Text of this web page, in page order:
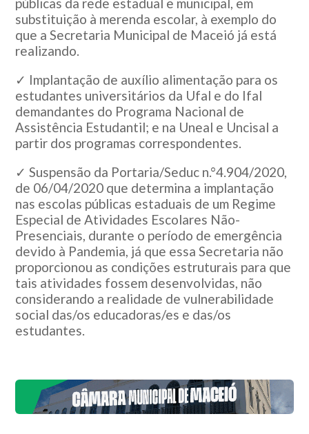
substituição à merenda escolar, à exemplo do
que a Secretaria Municipal de Maceió já está
realizando.
✓ Implantação de auxílio alimentação para os
estudantes universitários da Ufal e do Ifal
demandantes do Programa Nacional de
Assistência Estudantil; e na Uneal e Uncisal a
partir dos programas correspondentes.
✓ Suspensão da Portaria/Seduc n.°4.904/2020,
de 06/04/2020 que determina a implantação
nas escolas públicas estaduais de um Regime
Especial de Atividades Escolares Não-
Presenciais, durante o período de emergência
devido à Pandemia, já que essa Secretaria não
proporcionou as condições estruturais para que
tais atividades fossem desenvolvidas, não
considerando a realidade de vulnerabilidade
social das/os educadoras/es e das/os
estudantes.